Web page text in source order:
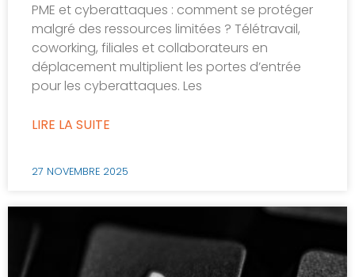
PME et cyberattaques : comment se protéger
malgré des ressources limitées ? Télétravail,
coworking, filiales et collaborateurs en
déplacement multiplient les portes d’entrée
pour les cyberattaques. Les
LIRE LA SUITE
27 NOVEMBRE 2025